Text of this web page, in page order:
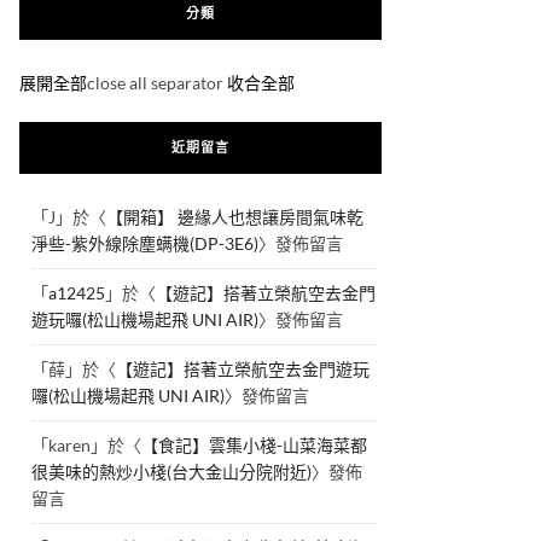
分類
展開全部close all separator 收合全部
近期留言
「J 」於〈 【開箱】 邊緣人也想讓房間氣味乾
淨些-紫外線除塵螨機(DP-3E6)〉發佈留言
「a12425 」於〈 【遊記】搭著立榮航空去金門
遊玩囉(松山機場起飛 UNI AIR)〉發佈留言
「薛」於〈 【遊記】搭著立榮航空去金門遊玩
囉(松山機場起飛 UNI AIR)〉發佈留言
「karen 」於〈 【食記】雲集小棧-山菜海菜都
很美味的熱炒小棧(台大金山分院附近)〉發佈
留言